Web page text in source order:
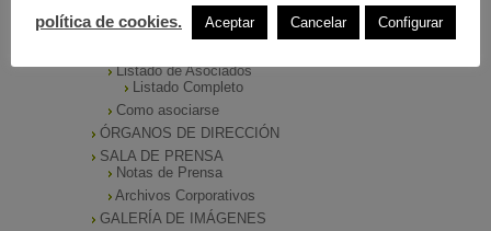
Presentación
Listado de Asociados
Listado Completo
Como asociarse
ÓRGANOS DE DIRECCIÓN
SALA DE PRENSA
Notas de Prensa
Archivos Corporativos
GALERÍA DE IMÁGENES
política de cookies.
Aceptar Cancelar Configurar